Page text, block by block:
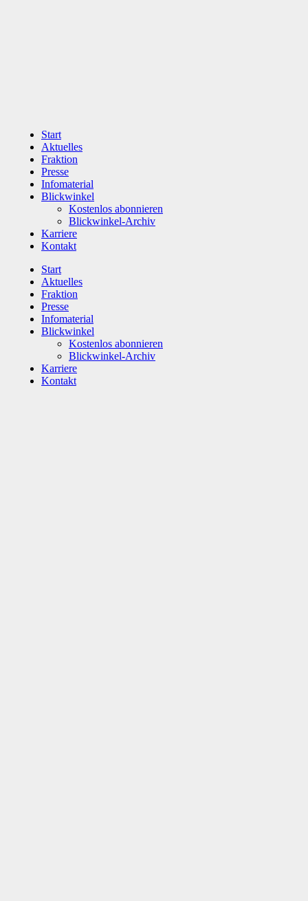
Start
Aktuelles
Fraktion
Presse
Infomaterial
Blickwinkel
Kostenlos abonnieren
Blickwinkel-Archiv
Karriere
Kontakt
Start
Aktuelles
Fraktion
Presse
Infomaterial
Blickwinkel
Kostenlos abonnieren
Blickwinkel-Archiv
Karriere
Kontakt